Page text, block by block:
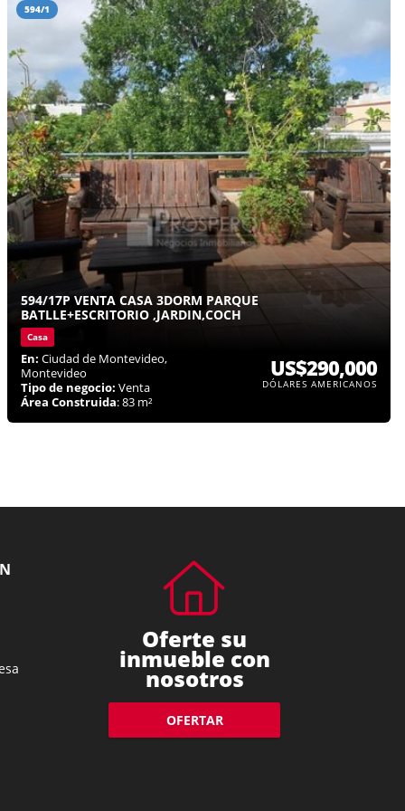
594/1
594/17P VENTA CASA 3DORM PARQUE
BATLLE+ESCRITORIO ,JARDIN,COCH
Casa
En: Ciudad de Montevideo,
Montevideo
Tipo de negocio: Venta
Área Construida: 83 m²
US$290,000
DÓLARES AMERICANOS
Oferte su
inmueble con
nosotros
OFERTAR